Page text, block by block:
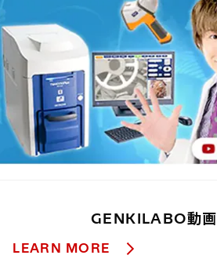
GENKILABO動画
LEARN MORE